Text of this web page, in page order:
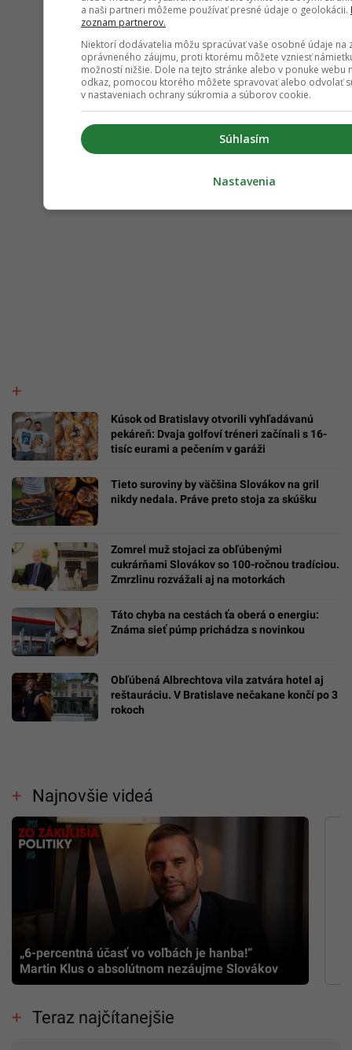
Kúsok od Bratislavy otvorili vyhľadávanú
pekáreň: Dvaja golfoví tréneri začínali s 16-
tisíc eurami a pečením v garáži
Tieto suroviny by väčšina Slovákov na gril
nikdy nedala. Práve preto stoja za skúšku
Zomrel muž stojaci za obľúbenými
cukrárňami Slovákov so 100-ročnou tradíciou.
Zmrzlinu rozvážali aj na motorkách
Táto chyba na cestách ťa oberá o energiu:
Známa sieť púmp prichádza s novinkou
Obľúbená Albrechtova vila zatvára hotel aj
reštauráciu. V Bratislave nečakane končí po 3
rokoch
Najnovšie videá
„6-percentná účasť vo voľbách je hanba!“
Martin Klus o absolútnom nezáujme Slovákov
Teraz najčítanejšie
a naši partneri môžeme používať presné údaje o geolokácii.
zoznam partnerov.
Niektorí dodávatelia môžu spracúvať vaše osobné údaje na
oprávneného záujmu, proti ktorému môžete vzniesť
možností nižšie. Dole na tejto stránke alebo v ponuke webu
odkaz, pomocou ktorého môžete spravovať alebo odvolať
v nastaveniach ochrany súkromia a súborov cookie.
Súhlasím
Nastavenia